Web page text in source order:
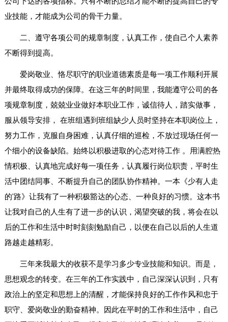
业技能，才能成为公司的骨干力量。
二、遵守各项公司的规章制度，认真工作，使自己个人素养
不断得到提高。
爱岗敬业、恪尽职守的职业道德素质是每一项工作顺利开展
并最终取得成功的保障。在这三年的时间里，我能遵守公司的各
项规章制度，兢兢业业做好本职业工作，诚信待人，踏实做事，
服从领导安排， 在班组遇到班组缺少人员时坚持在本职岗位上，
努力工作，克服自身困难，认真仔细的巡检，不放过现场任何一
个细小的设备缺陷。始终以积极进取的心态对待工作 。用满腔热
情积极、认真地完成好每一项任务，认真履行岗位职责，平时生
活中团结同事、不断提升自己的团队协作精神。一本《少有人走
的'路》让我有了一种积极豁达的心态、一种良好的习惯。这本书
让我对自己的人生有了进一步的认识，渴望突破的我，将会在以
后的工作和生活中时时刻刻勉励自己，以便在自己以后的人生道
路越走越精彩。
三年来我最大的收获不是学习多少专业技能和知识。而是，
思想观念的转变。在三年的工作实践中，自己深深认识到，只有
政治上的坚定和思想上的清醒，才能保持良好的工作作风和忠于
职守、爱岗敬业的勤奋精神。因此在平时的工作和生活中，自己